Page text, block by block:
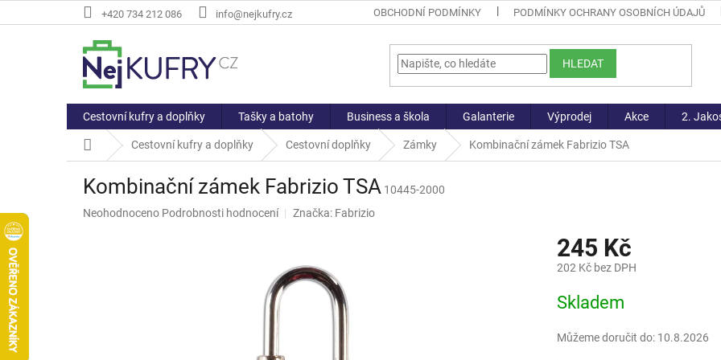
na
+420 734 212 086 info@nejkufry.cz OBCHODNÍ PODMÍNKY PODMÍNKY OCHRANY OSOBNÍCH ÚDAJŮ
HLEDAT
Cestovní kufry a doplňky Tašky a batohy Business a škola Galanterie Výprodej Akce 2.
Domů Cestovní kufry a doplňky Cestovní doplňky Zámky Kombinační zámek Fabrizio TSA
Kombinační zámek Fabrizio TSA 10445-2000
Průměrné
Neohodnoceno Podrobnosti hodnocení Značka: Fabrizio
245 Kč
202 Kč bez DPH
cena:
Skladem
Můžeme doručit do: 10.8.2026